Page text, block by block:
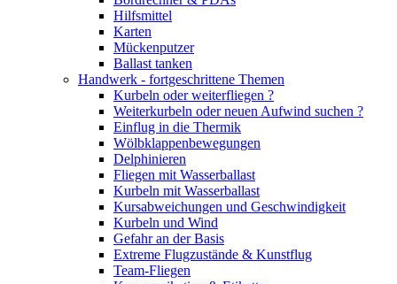
Hilfsmittel
Karten
Mückenputzer
Ballast tanken
Handwerk - fortgeschrittene Themen
Kurbeln oder weiterfliegen ?
Weiterkurbeln oder neuen Aufwind suchen ?
Einflug in die Thermik
Wölbklappenbewegungen
Delphinieren
Fliegen mit Wasserballast
Kurbeln mit Wasserballast
Kursabweichungen und Geschwindigkeit
Kurbeln und Wind
Gefahr an der Basis
Extreme Flugzustände & Kunstflug
Team-Fliegen